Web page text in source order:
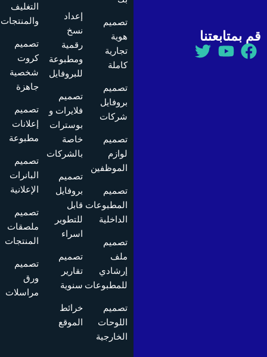
بمتابعتنا
تصميم
هوية
تجارية
كاملة
تصميم
بروفايل
شركات
تصميم
لوازم
الموظفين
تصميم
المطبوعات
الداخلية
تصميم
ملف
إرشادي
للمطبوعات
تصميم
اللوحات
الخارجية
إعداد
نسخ
رقمية
ومطبوعة
للبروفايل
تصميم
فلايرات و
بوسترات
خاصة
بالشركات
تصميم
بروفايل
قابل
للتطوير
اسراء
تصميم
تقارير
سنوية
خرائط
الموقع
التغليف
والمنتجات
تصميم
كروت
شخصية
جاهزة
تصميم
إعلانات
مطبوعة
تصميم
البانرات
الإعلانية
تصميم
ملصقات
المنتجات
تصميم
ورق
مراسلات